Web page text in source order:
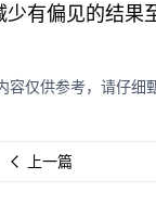
有偏见的结果
容仅供参考，请仔细
上一篇